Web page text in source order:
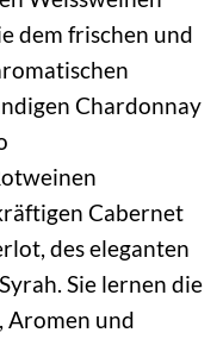
dem frischen und
Chardonnay
Cabernet
des eleganten
Sie lernen die
Aromen und